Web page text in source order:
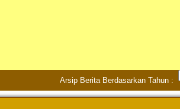
Arsip Berita Berdasarkan Tahun :